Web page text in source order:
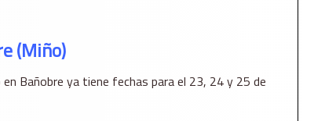
(Miño)
en Bañobre ya tiene fechas para el 23, 24 y 25 de